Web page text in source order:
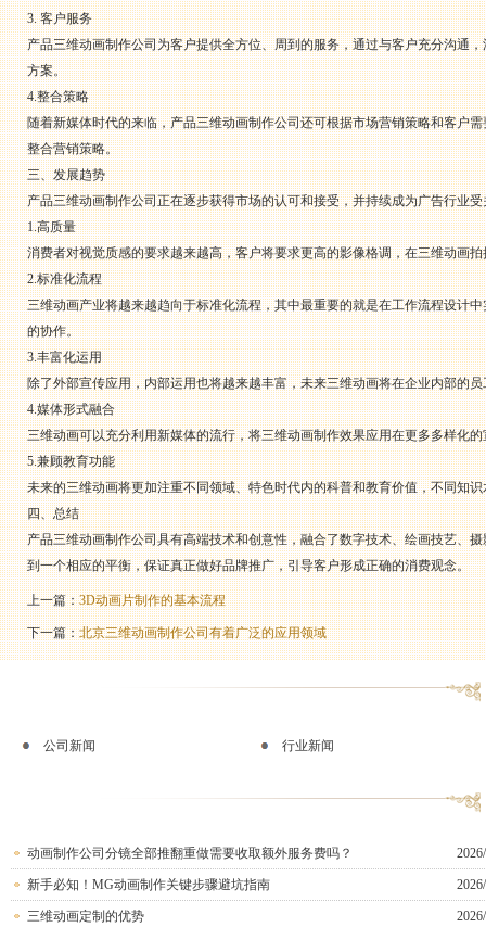
3. 客户服务
产品三维动画制作公司为客户提供全方位、周到的服务，通过与客户充分沟通
方案。
4.整合策略
随着新媒体时代的来临，产品三维动画制作公司还可根据市场营销策略和客户
整合营销策略。
三、发展趋势
产品三维动画制作公司正在逐步获得市场的认可和接受，并持续成为广告行业
1.高质量
消费者对视觉质感的要求越来越高，客户将要求更高的影像格调，在三维动画
2.标准化流程
三维动画产业将越来越趋向于标准化流程，其中最重要的就是在工作流程设计
的协作。
3.丰富化运用
除了外部宣传应用，内部运用也将越来越丰富，未来三维动画将在企业内部的
4.媒体形式融合
三维动画可以充分利用新媒体的流行，将三维动画制作效果应用在更多多样化
5.兼顾教育功能
未来的三维动画将更加注重不同领域、特色时代内的科普和教育价值，不同知
四、总结
产品三维动画制作公司具有高端技术和创意性，融合了数字技术、绘画技艺、
到一个相应的平衡，保证真正做好品牌推广，引导客户形成正确的消费观念。
上一篇：3D动画片制作的基本流程
下一篇：北京三维动画制作公司有着广泛的应用领域
公司新闻 行业新闻
动画制作公司分镜全部推翻重做需要收取额外服务费吗？
新手必知！MG动画制作关键步骤避坑指南
三维动画定制的优势